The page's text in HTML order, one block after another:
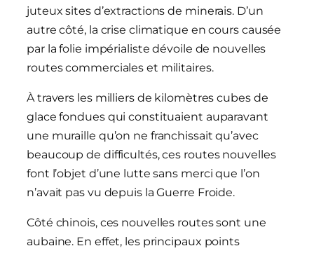
juteux sites d’extractions de minerais. D’un
autre côté, la crise climatique en cours causée
par la folie impérialiste dévoile de nouvelles
routes commerciales et militaires.
À travers les milliers de kilomètres cubes de
glace fondues qui constituaient auparavant
une muraille qu’on ne franchissait qu’avec
beaucoup de difficultés, ces routes nouvelles
font l’objet d’une lutte sans merci que l’on
n’avait pas vu depuis la Guerre Froide.
Côté chinois, ces nouvelles routes sont une
aubaine. En effet, les principaux points